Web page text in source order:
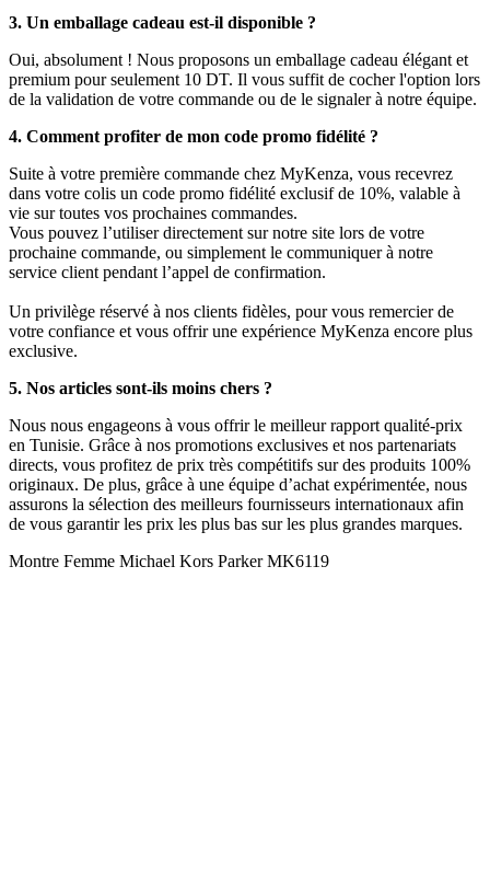
3. Un emballage cadeau est-il disponible ?
Oui, absolument ! Nous proposons un emballage cadeau élégant et
premium pour seulement 10 DT. Il vous suffit de cocher l'option lors
de la validation de votre commande ou de le signaler à notre équipe.
4. Comment profiter de mon code promo fidélité ?
Suite à votre première commande chez MyKenza, vous recevrez
dans votre colis un code promo fidélité exclusif de 10%, valable à
vie sur toutes vos prochaines commandes.
Vous pouvez l’utiliser directement sur notre site lors de votre
prochaine commande, ou simplement le communiquer à notre
service client pendant l’appel de confirmation.
Un privilège réservé à nos clients fidèles, pour vous remercier de
votre confiance et vous offrir une expérience MyKenza encore plus
exclusive.
5. Nos articles sont-ils moins chers ?
Nous nous engageons à vous offrir le meilleur rapport qualité-prix
en Tunisie. Grâce à nos promotions exclusives et nos partenariats
directs, vous profitez de prix très compétitifs sur des produits 100%
originaux. De plus, grâce à une équipe d’achat expérimentée, nous
assurons la sélection des meilleurs fournisseurs internationaux afin
de vous garantir les prix les plus bas sur les plus grandes marques.
Montre Femme Michael Kors Parker MK6119